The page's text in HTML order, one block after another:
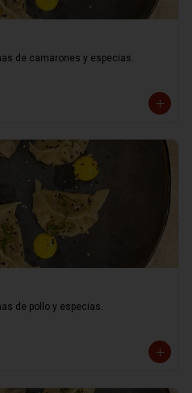
de camarones y especias.
de pollo y especias.